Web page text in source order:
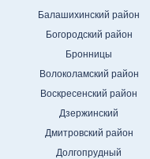
Балашихинский район
Богородский район
Бронницы
Волоколамский район
Воскресенский район
Дзержинский
Дмитровский район
Долгопрудный